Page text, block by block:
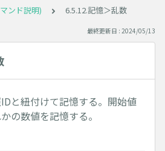
ンド説明) 6.5.12.記憶＞乱数
最終更新日 : 2024/05/13
と紐付けて記憶する。開始値
の数値を記憶する。